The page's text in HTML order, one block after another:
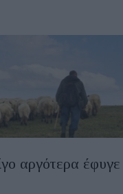
αργότερα έφυγε